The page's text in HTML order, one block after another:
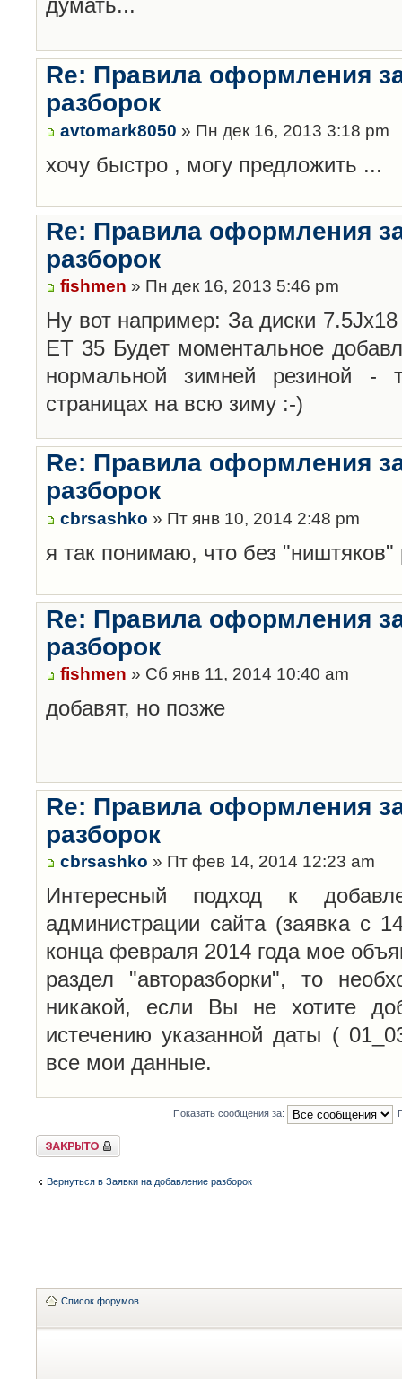
Re: Правила оформления
разборок
avtomark8050 » Пн дек 16, 2013 3:18 pm
хочу быстро , могу предложить ...
Re: Правила оформления
разборок
fishmen » Пн дек 16, 2013 5:46 pm
Ну вот например: За диски
ET 35 Будет моментальное
нормальной зимней резиной
страницах на всю зиму :-)
Re: Правила оформления
разборок
cbrsashko » Пт янв 10, 2014 2:48 pm
я так понимаю, что без "ништяков"
Re: Правила оформления
разборок
fishmen » Сб янв 11, 2014 10:40 am
добавят, но позже
Re: Правила оформления
разборок
cbrsashko » Пт фев 14, 2014 12:23 am
Интересный подход к
администрации сайта (заявка с
конца февраля 2014 года мое
раздел "авторазборки", то
никакой, если Вы не хотите
истечению указанной даты (
все мои данные.
Показать сообщения за:
Закрыто
Вернуться в Заявки на добавление разборок
Список форумов